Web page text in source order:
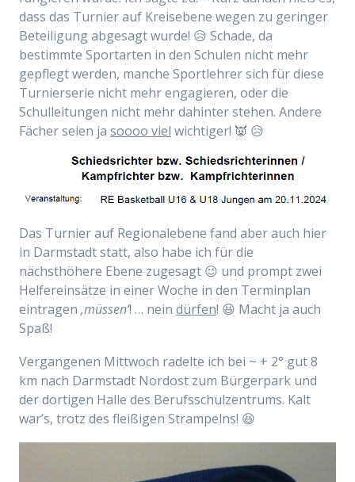
dass das Turnier auf Kreisebene wegen zu geringer
Beteiligung abgesagt wurde! 😥 Schade, da
bestimmte Sportarten in den Schulen nicht mehr
gepflegt werden, manche Sportlehrer sich für diese
Turnierserie nicht mehr engagieren, oder die
Schulleitungen nicht mehr dahinter stehen. Andere
Fächer seien ja soooo viel wichtiger! 👿 😥
Das Turnier auf Regionalebene fand aber auch hier
in Darmstadt statt, also habe ich für die
nächsthöhere Ebene zugesagt 😉 und prompt zwei
Helfereinsätze in einer Woche in den Terminplan
eintragen ‚müssen‘! … nein dürfen! 😆 Macht ja auch
Spaß!
Vergangenen Mittwoch radelte ich bei ~ + 2° gut 8
km nach Darmstadt Nordost zum Bürgerpark und
der dortigen Halle des Berufsschulzentrums. Kalt
war’s, trotz des fleißigen Strampelns! 😆